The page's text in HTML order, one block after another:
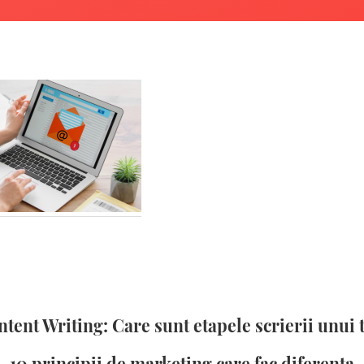
Writing: Care sunt etapele scrierii unui